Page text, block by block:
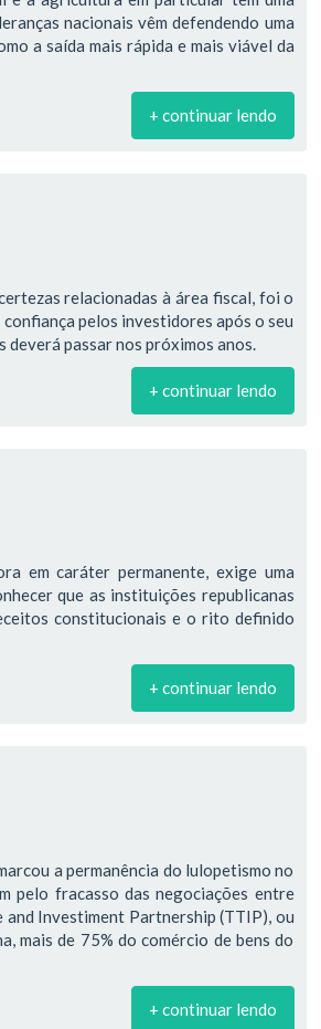
nacionais vêm defendendo uma
a saída mais rápida e mais viável da
+ continuar lendo
relacionadas à área fiscal, foi o
pelos investidores após o seu
passar nos próximos anos.
+ continuar lendo
em caráter permanente, exige uma
que as instituições republicanas
constitucionais e o rito definido
+ continuar lendo
a permanência do lulopetismo no
pelo fracasso das negociações entre
and Investiment Partnership (TTIP), ou
mais de 75% do comércio de bens do
+ continuar lendo